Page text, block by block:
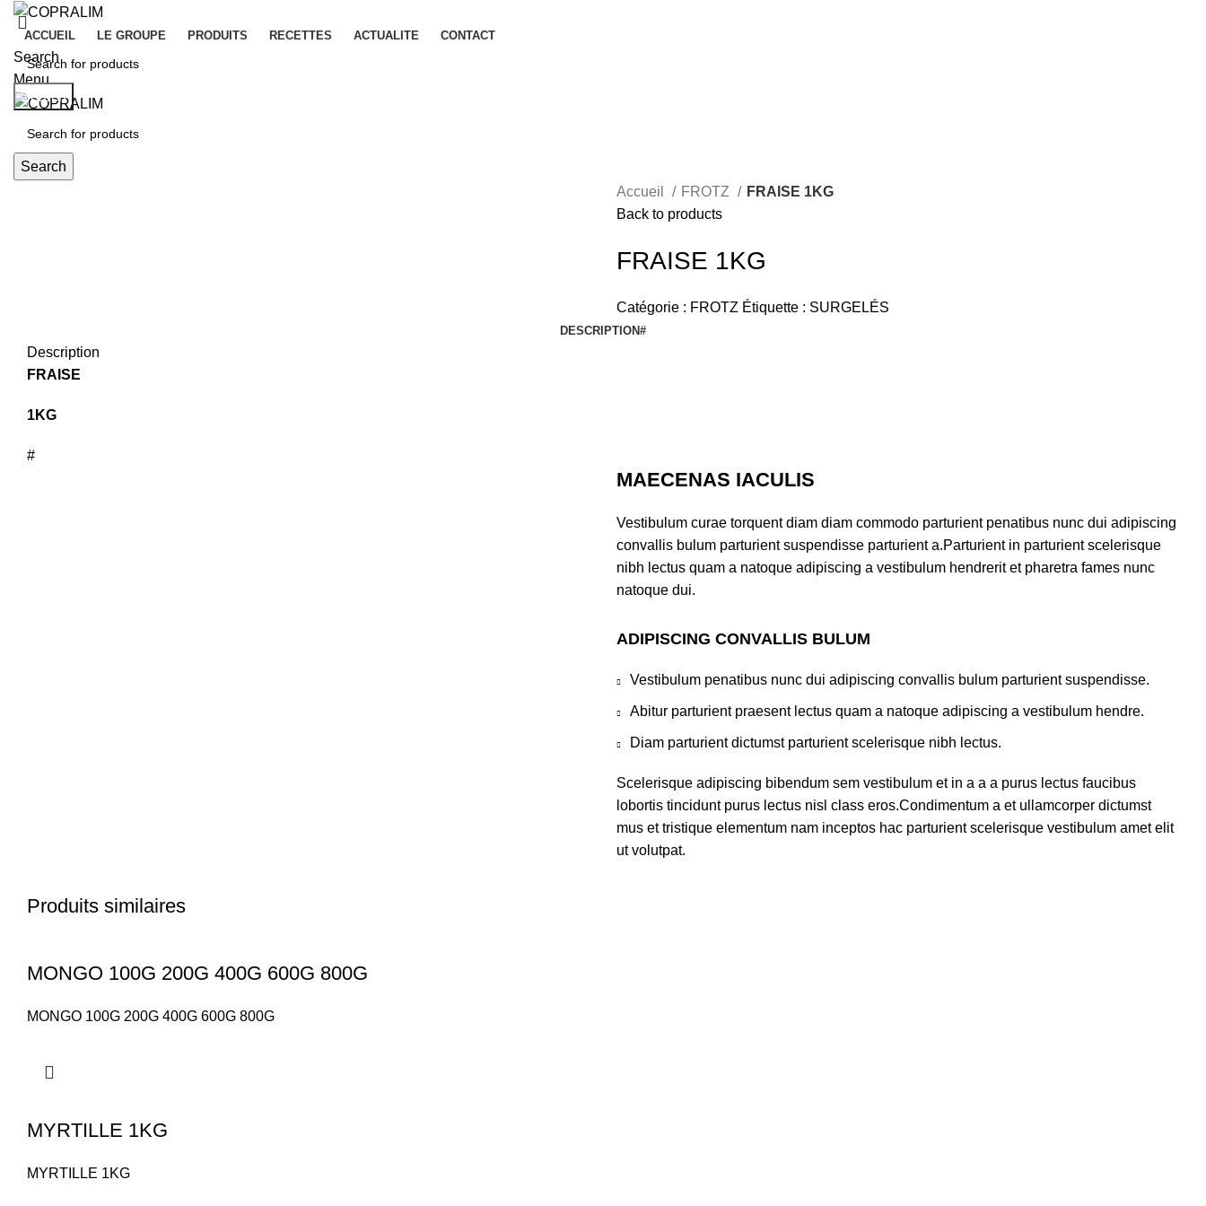
ACCUEIL LE GROUPE PRODUITS RECETTES ACTUALITE CONTACT
Search
Menu
Search
Accueil FROTZ
FRAISE 1KG
Back to products
FRAISE 1KG
Catégorie : FROTZ Étiquette : SURGELÉS
DESCRIPTION#
Description
FRAISE
1KG
#
MAECENAS IACULIS
Vestibulum curae torquent diam diam commodo parturient penatibus nunc dui adipiscing
convallis bulum parturient suspendisse parturient a.Parturient in parturient scelerisque
nibh lectus quam a natoque adipiscing a vestibulum hendrerit et pharetra fames nunc
natoque dui.
ADIPISCING CONVALLIS BULUM
Vestibulum penatibus nunc dui adipiscing convallis bulum parturient suspendisse.
Abitur parturient praesent lectus quam a natoque adipiscing a vestibulum hendre.
Diam parturient dictumst parturient scelerisque nibh lectus.
Scelerisque adipiscing bibendum sem vestibulum et in a a a purus lectus faucibus
lobortis tincidunt purus lectus nisl class eros.Condimentum a et ullamcorper dictumst
mus et tristique elementum nam inceptos hac parturient scelerisque vestibulum amet elit
ut volutpat.
Produits similaires
MONGO 100G 200G 400G 600G 800G
MONGO 100G 200G 400G 600G 800G
MYRTILLE 1KG
MYRTILLE 1KG
Search